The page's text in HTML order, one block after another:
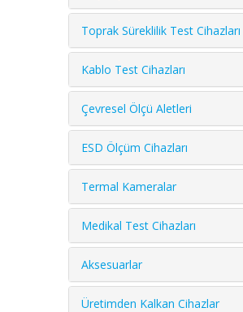
Toprak Süreklilik Test Cihazları
Kablo Test Cihazları
Çevresel Ölçü Aletleri
ESD Ölçüm Cihazları
Termal Kameralar
Medikal Test Cihazları
Aksesuarlar
Üretimden Kalkan Cihazlar